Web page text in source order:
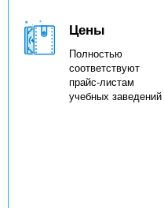
Цены
Полностью
соответствуют
прайс-листам
учебных заведений